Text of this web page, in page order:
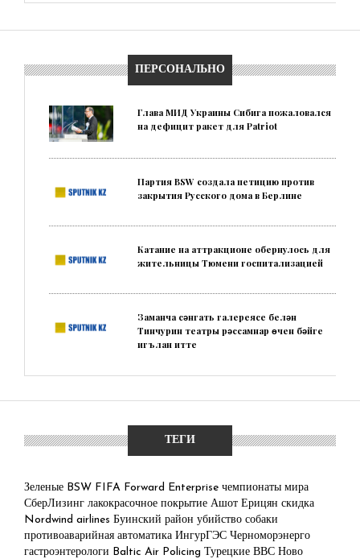
ПЕРСОНАЛЬНО
Глава МИД Украины Сибига пожаловался
на дефицит ракет для Patriot
Партия BSW создала петицию против
закрытия Русского дома в Берлине
Катание на аттракционе обернулось для
жительницы Тюмени госпитализацией
Заманча сәнгать галереясе белән
Тинчурин театры рәссамнар өчен бәйге
игълан итте
ТЕГИ
Зеленые BSW FIFA Forward Enterprise чемпионаты мира
СберЛизинг лакокрасочное покрытие Ашот Ерицян скидка
Nordwind airlines Буинский район убийство собаки
противоаварийная автоматика ИнгурГЭС Черноморэнерго
гастроэнтерологи Baltic Air Policing Турецкие ВВС Ново